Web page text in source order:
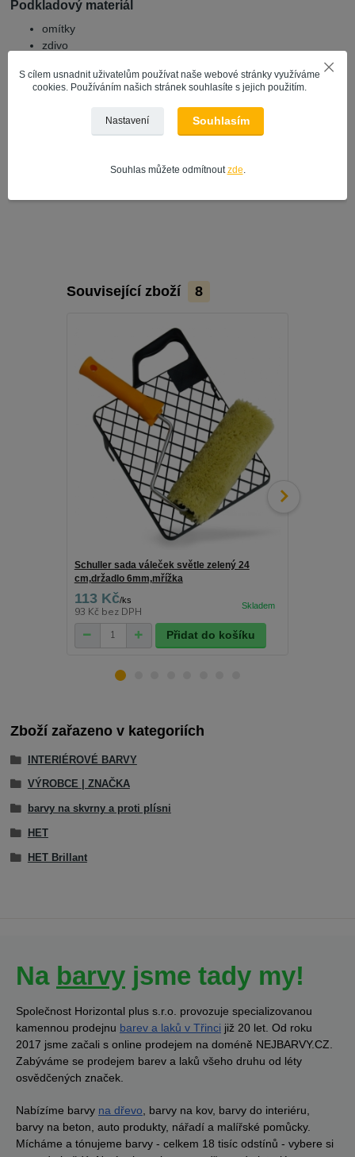
Podkladový materiál
omítky
zdivo
dřevotřískové desky
Související zboží 8
Schuller sada váleček světle zelený 24
cm,držadlo 6mm,mřížka
113 Kč/ks
93 Kč bez DPH
Přidat do košíku
Zboží zařazeno v kategoriích
INTERIÉROVÉ BARVY
VÝROBCE | ZNAČKA
barvy na skvrny a proti plísni
HET
HET Brillant
Na barvy jsme tady my!
Společnost Horizontal plus s.r.o. provozuje specializovanou
kamennou prodejnu barev a laků v Třinci již 20 let. Od roku
2017 jsme začali s online prodejem na doméně NEJBARVY.CZ.
Zabýváme se prodejem barev a laků všeho druhu od léty
osvědčených značek.
Nabízíme barvy na dřevo, barvy na kov, barvy do interiéru,
barvy na beton, auto produkty, nářadí a malířské pomůcky.
Mícháme a tónujeme barvy - celkem 18 tisíc odstínů - vybere si
S cílem usnadnit uživatelům používat naše webové stránky využíváme
cookies. Používáním našich stránek souhlasíte s jejich použitím.
Nastavení Souhlasím
Souhlas můžete odmítnout zde